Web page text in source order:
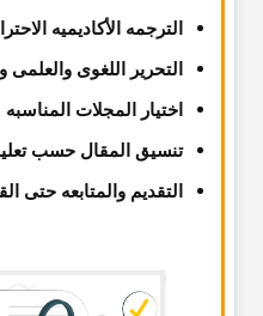
الترجمه الأکادیمیه
التحریر اللغوی والعلمی
اختیار المجلات المناسبه
تنسیق المقال حسب
التقدیم والمتابعه حتى